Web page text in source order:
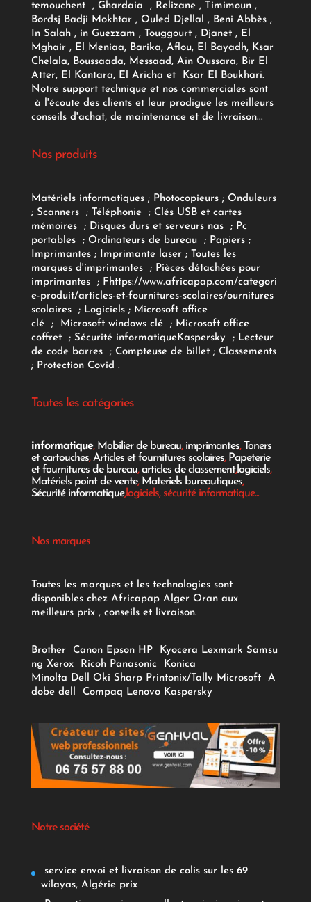
temouchent , Ghardaia , Relizane , Timimoun ,
Bordsj Badji Mokhtar , Ouled Djellal , Beni Abbès ,
In Salah , in Guezzam , Touggourt , Djanet , El
Mghair , El Meniaa, Barika, Aflou, El Bayadh, Ksar
Chelala, Boussaada, Messaad, Ain Oussara, Bir El
Atter, El Kantara, El Aricha et Ksar El Boukhari.
Notre support technique et nos commerciales sont
à l'écoute des clients et leur prodigue les meilleurs
conseils d'achat, de maintenance et de livraison...
Nos produits
Matériels informatiques; Photocopieurs; Onduleurs
; Scanners ; Téléphonie ; Clés USB et cartes
mémoires
; Disques durs et serveurs nas ; Pc
portables
; Ordinateurs de bureau ; Papiers;
Imprimantes;Imprimante laser; Toutes les
marques d'imprimantes
; Pièces détachées pour
imprimantes
; Fhttps://www.africapap.com/categori
e-produit/articles-et-fournitures-scolaires/ournitures
scolaires; Logiciels ; Microsoft office
clé
; Microsoft windows clé; Microsoft office
coffret ; Sécurité informatiqueKaspersky ; Lecteur
de code barres
; Compteuse de billet; Classements
; Protection Covid .
Toutes les catégories
informatique, Mobilier de bureau, imprimantes, Toners
et cartouches,Articles et fournitures scolaires, Papeterie
et fournitures de bureau,articles de classement,logiciels,
Matériels point de vente, Materiels bureautiques,
Sécurité informatique,logiciels, sécurité informatique...
Nos marques
Toutes les marques et les technologies sont
disponibles chez Africapap Alger Oran aux
meilleurs prix , conseils et livraison.
Brother Canon Epson HP Kyocera Lexmark Samsu
ng Xerox Ricoh Panasonic
Konica
Minolta Dell Oki Sharp Printonix/Tally Microsoft
A
dobe dell Compaq Lenovo Kaspersky
Notre société
service envoi et livraison de colis sur les 69
wilayas, Algérie prix